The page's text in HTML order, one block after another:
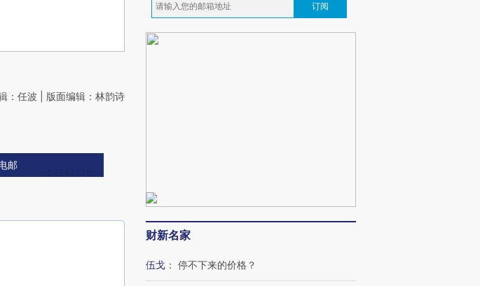
：任波 | 版面编辑：林韵诗
邮
订阅
财新名家
伍戈 ： 停不下来的价格？